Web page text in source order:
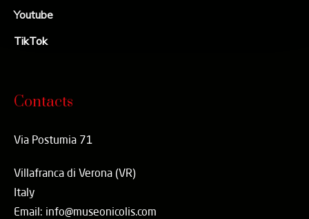
Youtube
TikTok
Contacts
Via Postumia 71
Villafranca di Verona (VR)
Italy
Email: info@museonicolis.com